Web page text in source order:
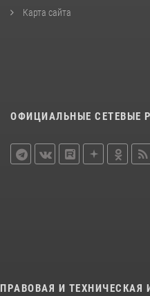
Карта сайта
ОФИЦИАЛЬНЫЕ СЕТЕВЫЕ
ПРАВОВАЯ И ТЕХНИЧЕСКАЯ